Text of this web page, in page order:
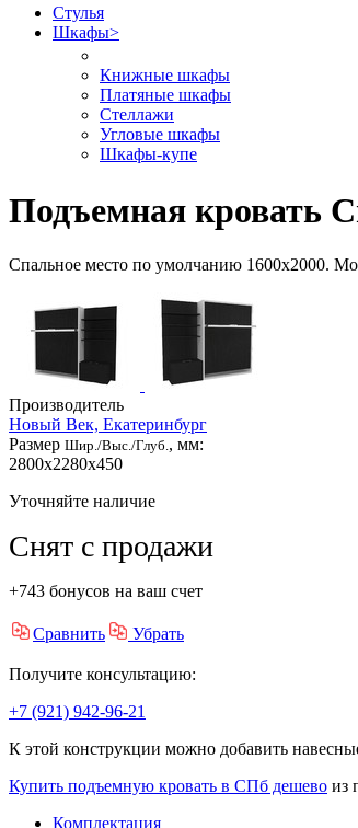
Стулья
Шкафы>
Книжные шкафы
Платяные шкафы
Стеллажи
Угловые шкафы
Шкафы-купе
Подъемная кровать
Спальное место по умолчанию 1600х2000.
Производитель
Новый Век, Екатеринбург
Размер Шир./Выс./Глуб. , мм:
2800x2280x450
Уточняйте наличие
Снят с продажи
+743 бонусов на ваш счет
Сравнить Убрать
Получите консультацию:
+7 (921) 942-96-21
К этой конструкции можно добавить
Купить подъемную кровать в СПб дешево из
Комплектация